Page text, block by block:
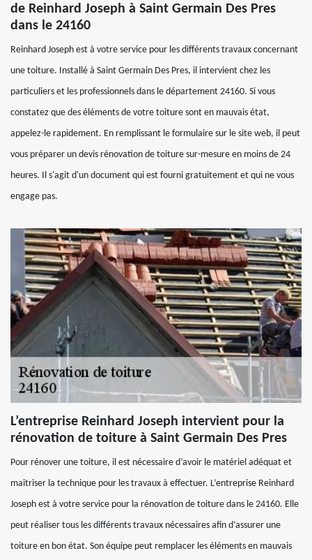
de Reinhard Joseph à Saint Germain Des Pres
dans le 24160
Reinhard Joseph est à votre service pour les différents travaux concernant
une toiture. Installé à Saint Germain Des Pres, il intervient chez les
particuliers et les professionnels dans le département 24160. Si vous
constatez que des éléments de votre toiture sont en mauvais état,
appelez-le rapidement. En remplissant le formulaire sur le site web, il peut
vous préparer un devis rénovation de toiture sur-mesure en moins de 24
heures. Il s'agit d'un document qui est fourni gratuitement et qui ne vous
engage pas.
L’entreprise Reinhard Joseph intervient pour la
rénovation de toiture à Saint Germain Des Pres
Pour rénover une toiture, il est nécessaire d’avoir le matériel adéquat et
maitriser la technique pour les travaux à effectuer. L’entreprise Reinhard
Joseph est à votre service pour la rénovation de toiture dans le 24160. Elle
peut réaliser tous les différents travaux nécessaires afin d’assurer une
toiture en bon état. Son équipe peut remplacer les éléments en mauvais